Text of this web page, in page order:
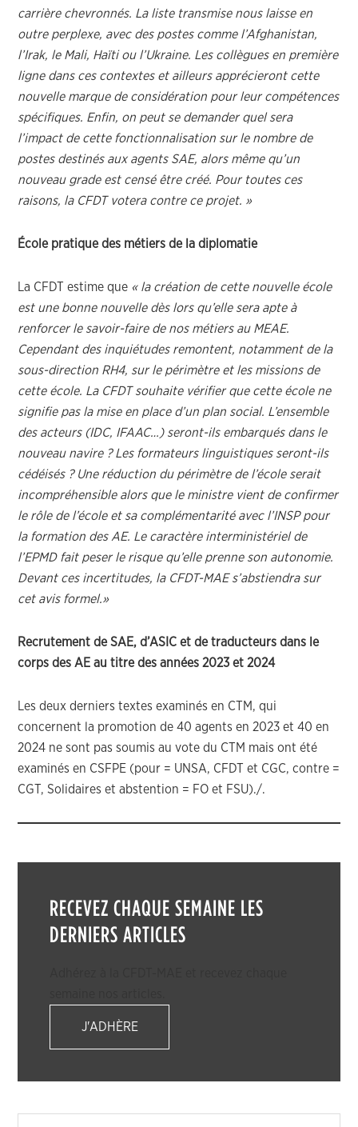
carrière chevronnés. La liste transmise nous laisse en
outre perplexe, avec des postes comme l’Afghanistan,
l’Irak, le Mali, Haïti ou l’Ukraine. Les collègues en première
ligne dans ces contextes et ailleurs apprécieront cette
nouvelle marque de considération pour leur compétences
spécifiques. Enfin, on peut se demander quel sera
l’impact de cette fonctionnalisation sur le nombre de
postes destinés aux agents SAE, alors même qu’un
nouveau grade est censé être créé. Pour toutes ces
raisons, la CFDT votera contre ce projet. »
École pratique des métiers de la diplomatie
La CFDT estime que « la création de cette nouvelle école
est une bonne nouvelle dès lors qu’elle sera apte à
renforcer le savoir-faire de nos métiers au MEAE.
Cependant des inquiétudes remontent, notamment de la
sous-direction RH4, sur le périmètre et les missions de
cette école. La CFDT souhaite vérifier que cette école ne
signifie pas la mise en place d’un plan social. L’ensemble
des acteurs (IDC, IFAAC…) seront-ils embarqués dans le
nouveau navire ? Les formateurs linguistiques seront-ils
cédéisés ? Une réduction du périmètre de l’école serait
incompréhensible alors que le ministre vient de confirmer
le rôle de l’école et sa complémentarité avec l’INSP pour
la formation des AE. Le caractère interministériel de
l’EPMD fait peser le risque qu’elle prenne son autonomie.
Devant ces incertitudes, la CFDT-MAE s’abstiendra sur
cet avis formel.»
Recrutement de SAE, d’ASIC et de traducteurs dans le
corps des AE au titre des années 2023 et 2024
Les deux derniers textes examinés en CTM, qui
concernent la promotion de 40 agents en 2023 et 40 en
2024 ne sont pas soumis au vote du CTM mais ont été
examinés en CSFPE (pour = UNSA, CFDT et CGC, contre =
CGT, Solidaires et abstention = FO et FSU)./.
RECEVEZ CHAQUE SEMAINE LES
DERNIERS ARTICLES
J'ADHÈRE